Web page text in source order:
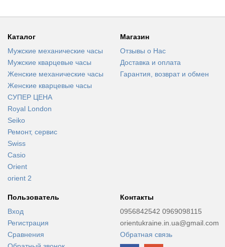
Каталог
Мужские механические часы
Мужские кварцевые часы
Женские механические часы
Женские кварцевые часы
СУПЕР ЦЕНА
Royal London
Seiko
Ремонт, сервис
Swiss
Casio
Orient
orient 2
Магазин
Отзывы о Нас
Доставка и оплата
Гарантия, возврат и обмен
Пользователь
Вход
Регистрация
Сравнения
Контакты
0956842542 0969098115
orientukraine.in.ua@gmail.com
Обратная связь